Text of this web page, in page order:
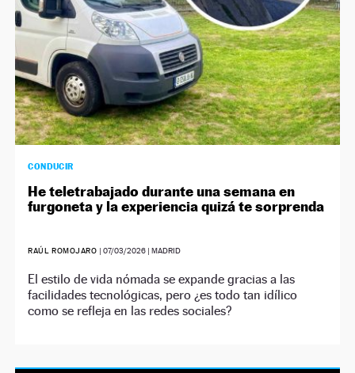
CONDUCIR
He teletrabajado durante una semana en
furgoneta y la experiencia quizá te sorprenda
RAÚL ROMOJARO | 07/03/2026| MADRID
El estilo de vida nómada se expande gracias a las
facilidades tecnológicas, pero ¿es todo tan idílico
como se refleja en las redes sociales?